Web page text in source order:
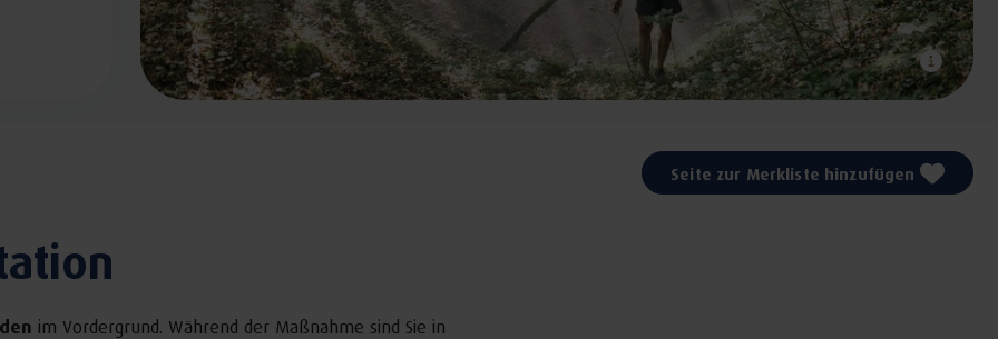
Seite zur Merkliste hinzufügen
im Vordergrund. Während der Maßnahme sind Sie in